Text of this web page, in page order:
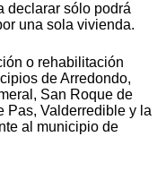
declarar sólo podrá
una sola vivienda.
o rehabilitación
de Arredondo,
San Roque de
Pas, Valderredible y la
al municipio de